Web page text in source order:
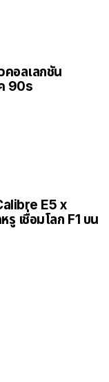
อลเลกชัน
90s
E5 x
เชื่อมโลก F1 บน